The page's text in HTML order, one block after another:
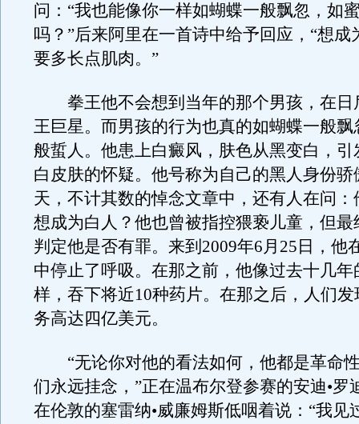
问：“我也能像你一样如蝴蝶一般飘忽，如
吗？”后来阿里在一首诗中给予回应，“想成
要多长点肌肉。”
拳王他不会想到当年的那个男孩，在日
王巨星。而男孩的行为也真的如蝴蝶一般飘
般蜇人。他患上白癜风，肤色从黑变白，引
白皮肤的怀疑。他号称为自己的黑人身份骄
天，不计其数的悼念文章中，还有人在问：
想成为白人？他也曾被指控猥亵儿童，但最
判定他是否有罪。来到2009年6月25日，他
中停止了呼吸。在那之前，他像过去十几年
样，吞下将近10种药片。在那之后，人们
务高达四亿美元。
“无论你对他的看法如何，他都是革命
们永远挂念，”正在温布尔登参赛的安迪•罗
在伦敦的塞雷纳•威廉姆斯低咽着说：“我见